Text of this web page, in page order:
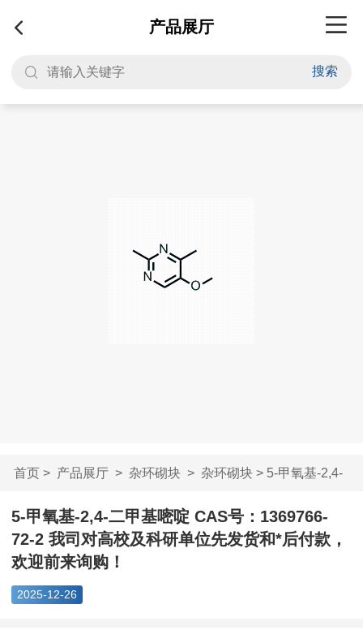
产品展厅
搜索
首页> 产品展厅> 杂环砌块> 杂环砌块> 5-甲氧基-2,4-
二甲基嘧啶 CA...
5-甲氧基-2,4-二甲基嘧啶 CAS号：1369766-
72-2 我司对高校及科研单位先发货和*后付款，
欢迎前来询购！
2025-12-26